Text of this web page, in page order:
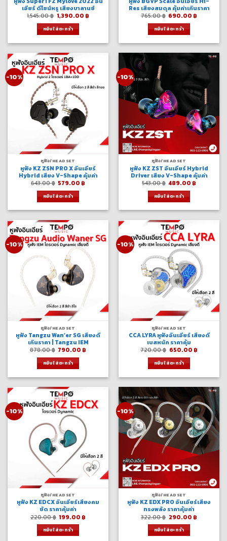
เอียร์ ดีไซน์หรู เสียงบาลานซ์
1,545.00฿ Original
price
was:
1,545.00 ฿.
1,390.00 ฿Current
หยิบใส่ตะกร้า
Res เสียงสมดุล คุ้มค่าเกินราคา
765.00฿ Original
was:
765.00 ฿.
690.00 ฿
หยิบใส่ตะกร้า
-10%
หูฟัง/HEADSET
หูฟัง KZ ZSN PRO X อินเอียร์
Hybrid เสียง V-Shape คุ้มค่า
643.00฿ Original
was:
643.00 ฿.
579.00 ฿
หยิบใส่ตะกร้า
-10%
หูฟัง/HEADSET
หูฟัง KZ ZST อินเอียร์ Hybrid
Driver เสียง V-Shape คุ้มค่า
543.00฿ Original
was:
543.00 ฿.
489.00 ฿
หยิบใส่ตะกร้า
-10%
หูฟัง/HEADSET
หูฟัง Tangzu Wan’er SG เสียงดี
เกินราคา | Tangzu IEM
878.00฿ Original
was:
878.00 ฿.
790.00 ฿
หยิบใส่ตะกร้า
-10%
หูฟัง/HEADSET
CCA LYRA หูฟังอินเอียร์ เสียงดี
เบสหนัก ราคาคุ้ม
720.00฿ Original
was:
720.00 ฿.
650.00 ฿Current
หยิบใส่ตะกร้า
-10%
หูฟัง/HEADSET
หูฟัง KZ EDCX อินเอียร์เสียงคม
ชัด ราคาคุ้มค่า
220.00฿ Original
price
was:
220.00 ฿.
199.00 ฿
หยิบใส่ตะกร้า
-10%
หูฟัง/HEADSET
หูฟัง KZ EDX PRO อินเอียร์เสียง
ทรงพลัง ราคาคุ้มค่า
322.00฿ Original
price
was:
322.00 ฿.
290.00 ฿Current
price
หยิบใส่ตะกร้า